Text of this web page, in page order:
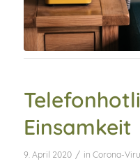
Einsamkeit
9. April 2020 / in Corona-